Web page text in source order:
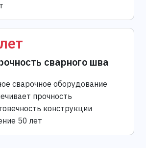
сварного шва
сварочное оборудование
прочность
конструкции
50 лет